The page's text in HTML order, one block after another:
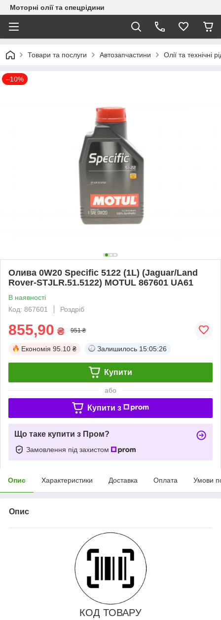
Моторні олії та спецрідини
Товари та послуги Автозапчастини Олії та технічні
–10%
Олива 0W20 Specific 5122 (1L) (Jaguar/Land
Rover-STJLR.51.5122) MOTUL 867601 UA61
В наявності
Код: 867601
Роздріб
855,90 ₴ 951 ₴
Економія 95.10 ₴ Залишилось 15:05:26
Купити
або
Купити з
Що таке купити з Пром?
Замовлення під захистом
Опис Характеристики Доставка Оплата Умови
Опис
КОД ТОВАРУ